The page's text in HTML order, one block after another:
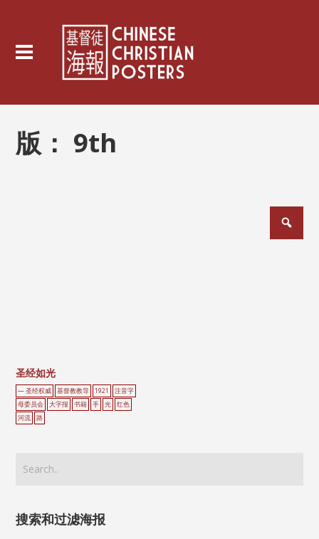
版： 9th
圣经如光
— 圣经权威 基督教教导 1921
注音字
母委员会
大字报 书籍 手 光
红色
河流
路
搜索和过滤海报